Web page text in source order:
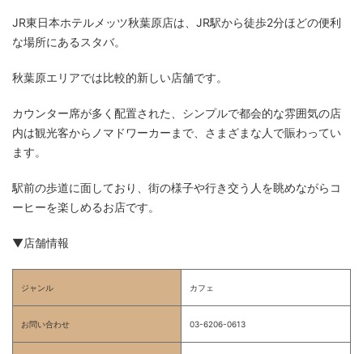
JR東日本ホテルメッツ秋葉原店は、JR駅から徒歩2分ほどの便利
な場所にあるスタバ。
秋葉原エリアでは比較的新しい店舗です。
カウンター席が多く配置された、シンプルで都会的な雰囲気の店
内は観光客からノマドワーカーまで、さまざまな人で賑わってい
ます。
駅前の歩道に面しており、街の様子や行き交う人を眺めながらコ
ーヒーを楽しめるお店です。
▼店舗情報
ジャンル カフェ
お問い合わせ 03-6206-0613